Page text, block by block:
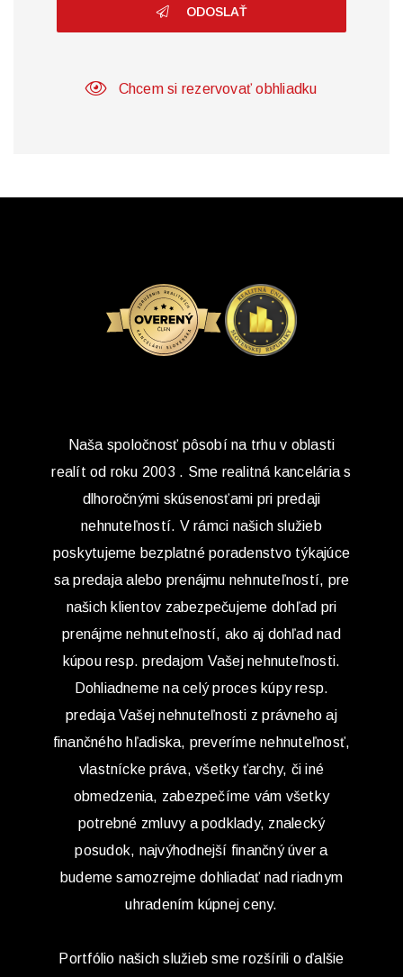
ODOSLAŤ
Chcem si rezervovať obhliadku
Naša spoločnosť pôsobí na trhu v oblasti
realít od roku 2003 . Sme realitná kancelária s
dlhoročnými skúsenosťami pri predaji
nehnuteľností. V rámci našich služieb
poskytujeme bezplatné poradenstvo týkajúce
sa predaja alebo prenájmu nehnuteľností, pre
našich klientov zabezpečujeme dohľad pri
prenájme nehnuteľností, ako aj dohľad nad
kúpou resp. predajom Vašej nehnuteľnosti.
Dohliadneme na celý proces kúpy resp.
predaja Vašej nehnuteľnosti z právneho aj
finančného hľadiska, preveríme nehnuteľnosť,
vlastnícke práva, všetky ťarchy, či iné
obmedzenia, zabezpečíme vám všetky
potrebné zmluvy a podklady, znalecký
posudok, najvýhodnejší finančný úver a
budeme samozrejme dohliadať nad riadnym
uhradením kúpnej ceny.
Portfólio našich služieb sme rozšírili o ďalšie